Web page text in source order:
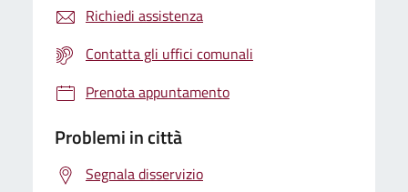
Richiedi assistenza
Contatta gli uffici comunali
Prenota appuntamento
Problemi in città
Segnala disservizio